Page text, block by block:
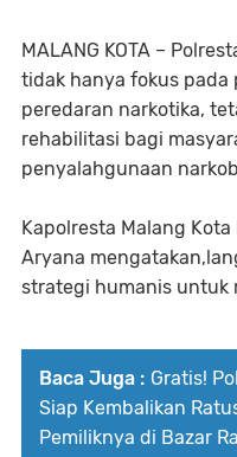
MALANG KOTA –
tidak hanya fokus
peredaran narkotika,
rehabilitasi bagi
penyalahgunaan
Kapolresta Malang
Aryana
strategi humanis untuk
Baca Juga : Gratis!
Siap Kembalikan
Pemiliknya di Bazar